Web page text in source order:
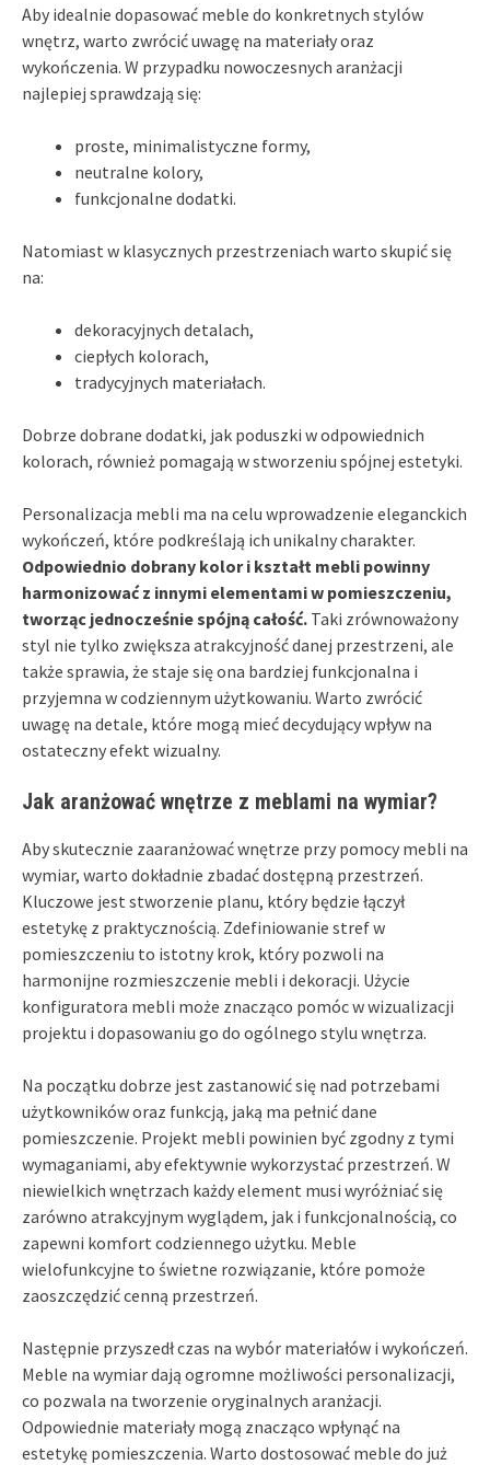
Aby idealnie dopasować meble do konkretnych stylów
wnętrz, warto zwrócić uwagę na materiały oraz
wykończenia. W przypadku nowoczesnych aranżacji
najlepiej sprawdzają się:
proste, minimalistyczne formy,
neutralne kolory,
funkcjonalne dodatki.
Natomiast w klasycznych przestrzeniach warto skupić się
na:
dekoracyjnych detalach,
ciepłych kolorach,
tradycyjnych materiałach.
Dobrze dobrane dodatki, jak poduszki w odpowiednich
kolorach, również pomagają w stworzeniu spójnej estetyki.
Personalizacja mebli ma na celu wprowadzenie eleganckich
wykończeń, które podkreślają ich unikalny charakter.
Odpowiednio dobrany kolor i kształt mebli powinny
harmonizować z innymi elementami w pomieszczeniu,
tworząc jednocześnie spójną całość. Taki zrównoważony
styl nie tylko zwiększa atrakcyjność danej przestrzeni, ale
także sprawia, że staje się ona bardziej funkcjonalna i
przyjemna w codziennym użytkowaniu. Warto zwrócić
uwagę na detale, które mogą mieć decydujący wpływ na
ostateczny efekt wizualny.
Jak aranżować wnętrze z meblami na wymiar?
Aby skutecznie zaaranżować wnętrze przy pomocy mebli na
wymiar, warto dokładnie zbadać dostępną przestrzeń.
Kluczowe jest stworzenie planu, który będzie łączył
estetykę z praktycznością. Zdefiniowanie stref w
pomieszczeniu to istotny krok, który pozwoli na
harmonijne rozmieszczenie mebli i dekoracji. Użycie
konfiguratora mebli może znacząco pomóc w wizualizacji
projektu i dopasowaniu go do ogólnego stylu wnętrza.
Na początku dobrze jest zastanowić się nad potrzebami
użytkowników oraz funkcją, jaką ma pełnić dane
pomieszczenie. Projekt mebli powinien być zgodny z tymi
wymaganiami, aby efektywnie wykorzystać przestrzeń. W
niewielkich wnętrzach każdy element musi wyróżniać się
zarówno atrakcyjnym wyglądem, jak i funkcjonalnością, co
zapewni komfort codziennego użytku. Meble
wielofunkcyjne to świetne rozwiązanie, które pomoże
zaoszczędzić cenną przestrzeń.
Następnie przyszedł czas na wybór materiałów i wykończeń.
Meble na wymiar dają ogromne możliwości personalizacji,
co pozwala na tworzenie oryginalnych aranżacji.
Odpowiednie materiały mogą znacząco wpłynąć na
estetykę pomieszczenia. Warto dostosować meble do już